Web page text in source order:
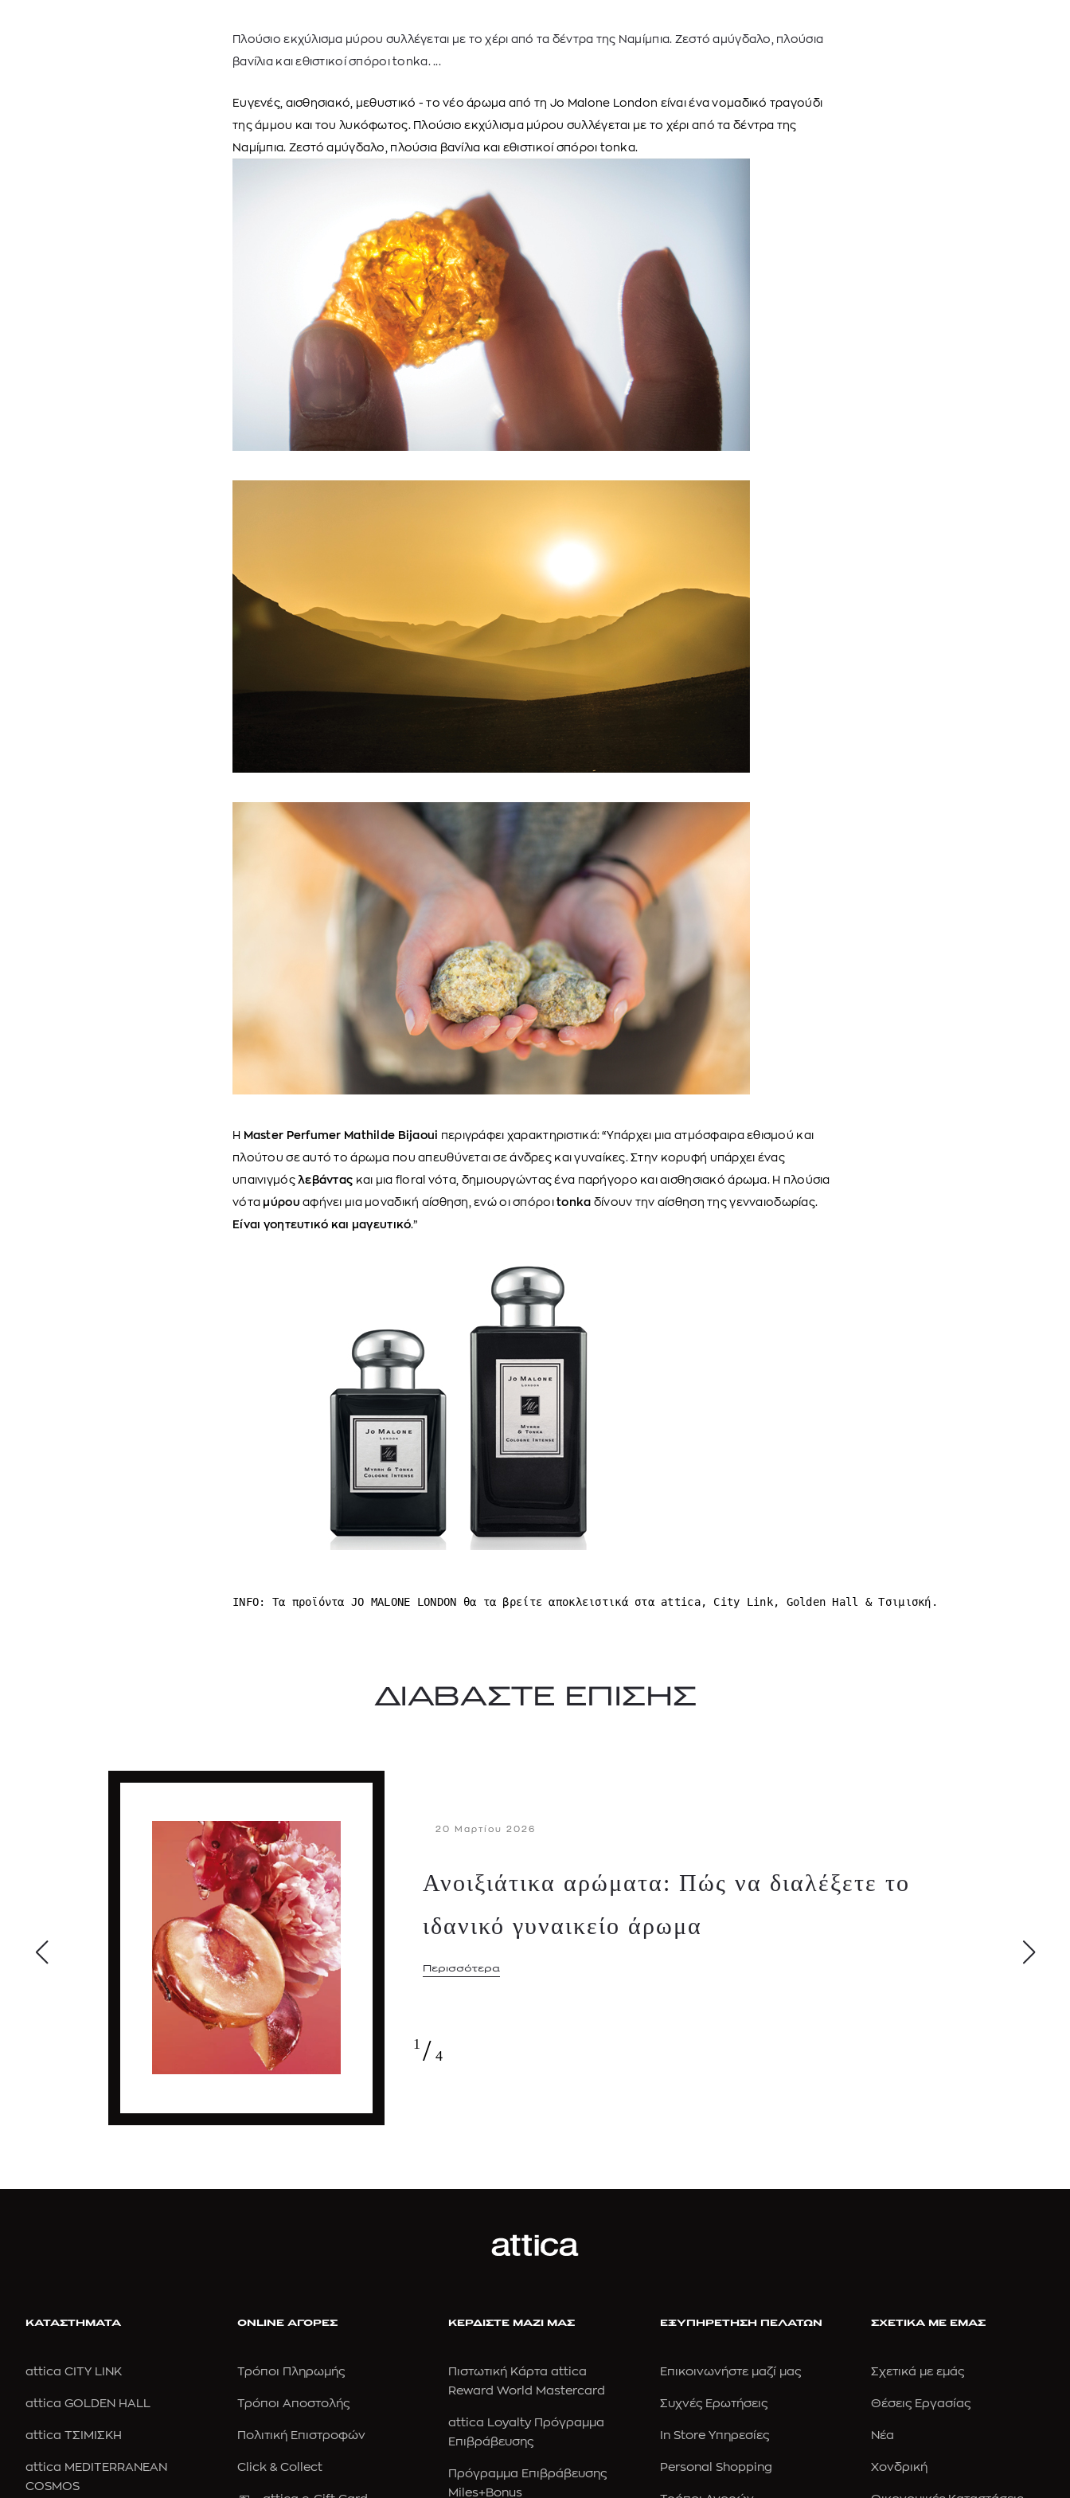
TOM FORD
SOLEIL BLANC PARFUM EAU DE TOILETTE | 50ml
365,00 € OFFER
421,00 120,00 102,00
Πλούσιο εκχύλισμα μύρου συλλέγεται με το χέρι από τα δέντρα της Ναμίμπια. Ζεστό αμύγδαλο, πλούσια
βανίλια και εθιστικοί σπόροι tonka. ...
Ευγενές, αισθησιακό, μεθυστικό - το νέο άρωμα από τη Jo Malone London είναι ένα νομαδικό τραγούδι
της άμμου και του λυκόφωτος. Πλούσιο εκχύλισμα μύρου συλλέγεται με το χέρι από τα δέντρα της
Ναμίμπια. Ζεστό αμύγδαλο, πλούσια βανίλια και εθιστικοί σπόροι tonka.
Η Master Perfumer Mathilde Bijaoui περιγράφει χαρακτηριστικά: “Υπάρχει μια ατμόσφαιρα εθισμού και
πλούτου σε αυτό το άρωμα που απευθύνεται σε άνδρες και γυναίκες. Στην κορυφή υπάρχει ένας
υπαινιγμός λεβάντας και μια floral νότα, δημιουργώντας ένα παρήγορο και αισθησιακό άρωμα. Η πλούσια
νότα μύρουαφήνει μια μοναδική αίσθηση, ενώ οι σπόροιtonka δίνουν την αίσθηση της γενναιοδωρίας.
Είναι γοητευτικό και μαγευτικό.”
INFO: Τα προϊόντα JO MALONE LONDON θα τα βρείτε αποκλειστικά στα attica, City Link, Golden Hall & Τσιμισκή.
ΔΙΑΒΑΣΤΕ ΕΠΙΣΗΣ
20 Μαρτίου 2026
Ανοιξιάτικα αρώματα: Πώς να διαλέξετε το
ιδανικό γυναικείο άρωμα
Περισσότερα
1 / 4
ΚΑΤΑΣΤΗΜΑΤΑ
attica CITY LINK
attica GOLDEN HALL
attica ΤΣΙΜΙΣΚΗ
attica MEDITERRANEAN
COSMOS
ONLINE ΑΓΟΡΕΣ
Τρόποι Πληρωμής
Τρόποι Αποστολής
Πολιτική Επιστροφών
Click & Collect
ΚΕΡΔΙΣΤΕ ΜΑΖΙ ΜΑΣ
Πιστωτική Κάρτα attica
Reward World Mastercard
attica Loyalty Πρόγραμμα
Επιβράβευσης
Πρόγραμμα Επιβράβευσης
Miles+Bonus
ΕΞΥΠΗΡΕΤΗΣΗ ΠΕΛΑΤΩΝ
Επικοινωνήστε μαζί μας
Συχνές Ερωτήσεις
In Store Υπηρεσίες
Personal Shopping
ΣΧΕΤΙΚΑ ΜΕ ΕΜΑΣ
Σχετικά με εμάς
Θέσεις Εργασίας
Νέα
Χονδρική